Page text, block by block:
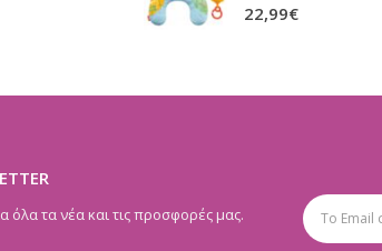
22,99€
όλα τα νέα και τις προσφορές μας.